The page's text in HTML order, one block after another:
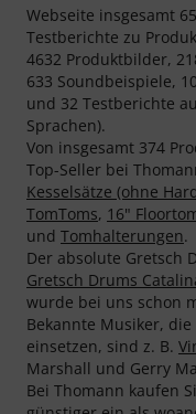
Webseite insgesamt
Testberichte zu
4632 Produktbilder,
633 Soundbeispiele,
und 32 Testberichte
Sprachen).
Von insgesamt 374
Top-Seller bei
Kesselsätze (ohne
TomToms, 16"
und Tomhalterungen.
Der absolute Gretsch
Gretsch Drums
wurde bei uns schon
Bekannte Musiker,
einsetzen, sind z. B.
Marshall und Gerry
Bei Thomann kaufen